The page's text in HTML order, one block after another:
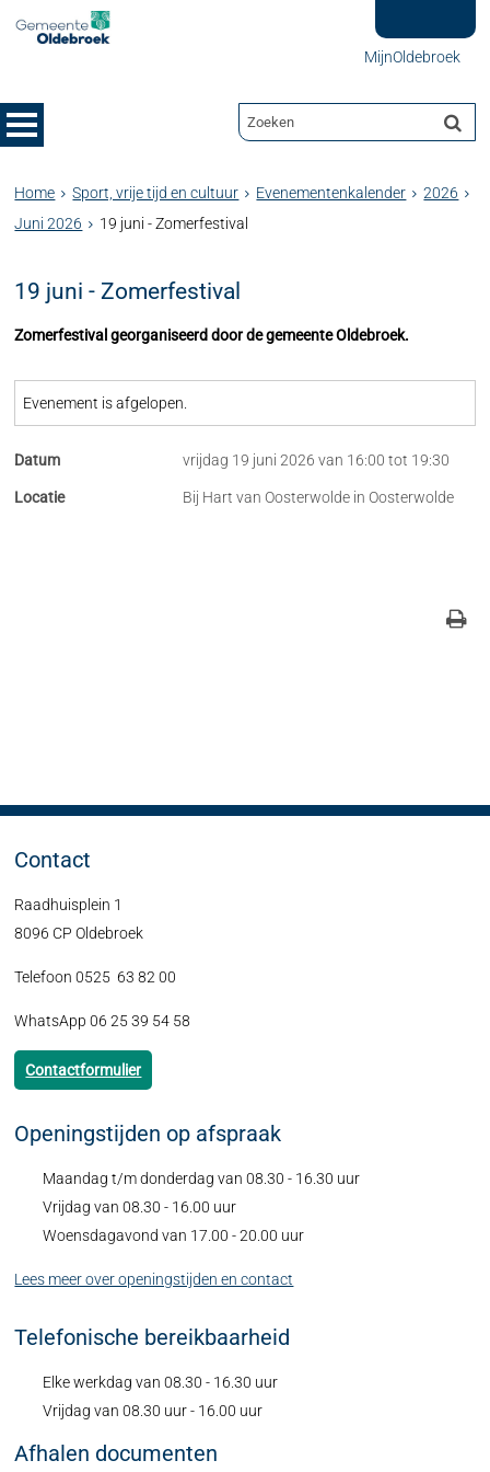
MijnOldebroek
Home Sport, vrije tijd en cultuur Evenementenkalender
2026
Juni 2026
19 juni - Zomerfestival
19 juni - Zomerfestival
Zomerfestival georganiseerd door de gemeente Oldebroek.
Evenement is afgelopen.
Datum vrijdag 19 juni 2026 van 16:00 tot 19:30
Locatie Bij Hart van Oosterwolde in Oosterwolde
Contact
Raadhuisplein 1
8096 CP Oldebroek
Telefoon 0525 63 82 00
WhatsApp 06 25 39 54 58
Contactformulier
Openingstijden op afspraak
Maandag t/m donderdag van 08.30 - 16.30 uur
Vrijdag van 08.30 - 16.00 uur
Woensdagavond van 17.00 - 20.00 uur
Lees meer over openingstijden en contact
Telefonische bereikbaarheid
Elke werkdag van 08.30 - 16.30 uur
Vrijdag van 08.30 uur - 16.00 uur
Afhalen documenten